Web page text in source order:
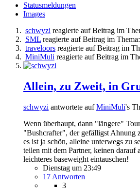
Statusmeldungen
Images
schwyzi reagierte auf Beitrag im
SML reagierte auf Beitrag im Thema:
traveloors reagierte auf Beitrag im
MiniMuli reagierte auf Beitrag im
Allein, zu Zweit, in
schwyzi antwortete aufMiniMuli's
Wenn überhaupt, dann "längere"
"Bushcrafter", der gefälligst Ahnung
es ist ja schön, alleine unterwegs zu
teilen mit dem Partner, keinen darauf
leichteres baseweight eintauschen!
Dienstag um 23:49
17 Antworten
3